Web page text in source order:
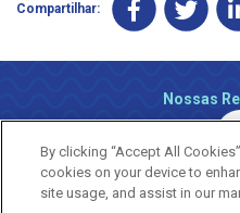
Compartilhar:
Nossas
By clicking “Accept All
cookies on your device to
site usage, and assist in our